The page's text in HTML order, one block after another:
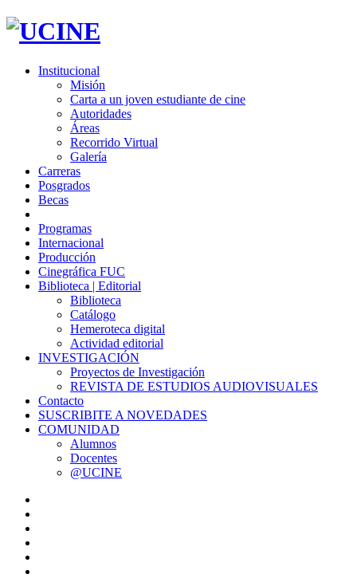
Institucional
Misión
Carta a un joven estudiante de cine
Autoridades
Áreas
Recorrido Virtual
Galería
Carreras
Posgrados
Becas
Programas
Internacional
Producción
Cinegráfica FUC
Biblioteca | Editorial
Biblioteca
Catálogo
Hemeroteca digital
Actividad editorial
INVESTIGACIÓN
Proyectos de Investigación
REVISTA DE ESTUDIOS AUDIOVISUALES
Contacto
SUSCRIBITE A NOVEDADES
COMUNIDAD
Alumnos
Docentes
@UCINE